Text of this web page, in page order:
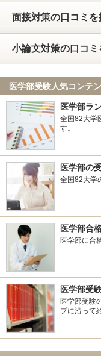
面接対策の口コミを
小論文対策の口コミ
医学部受験人気コンテ
医学部ラ
全国82大学
す。
医学部の
全国82大学
医学部合
医学部に合
医学部受
医学部受験
プに沿って